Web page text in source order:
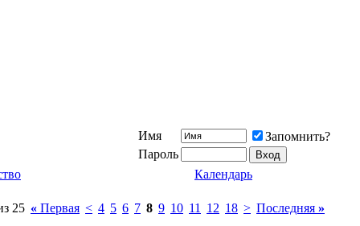
Имя
Запомнить?
Пароль
Календарь
25 « Первая < 4 5 6 7 8 9 10 11 12 18 > Последняя »